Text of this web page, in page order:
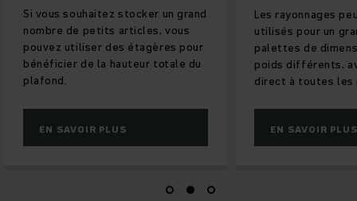
Si vous souhaitez stocker un grand
nombre de petits articles, vous
pouvez utiliser des étagères pour
bénéficier de la hauteur totale du
plafond.
EN SAVOIR PLUS
Les rayonnages
utilisés pour un
palettes de
poids différents,
direct à toutes
EN SAVOIR